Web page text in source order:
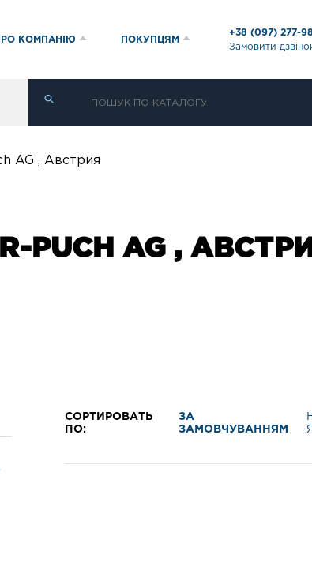
КОМПАНІЮ ПОКУПЦЯМ
+38 (097) 277-
Замовити
AG , Австрия
PUCH AG ,
СОРТИРОВАТЬ
ПО:
ЗА
ЗАМОВЧУВАННЯМ